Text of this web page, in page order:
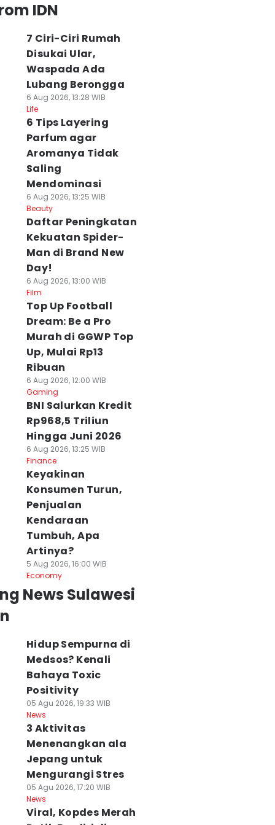
LH Minta
Tak
dengan
Hidup Sempurna di
Bahaya Toxic
IDN
7 Ciri-Ciri Rumah
Disukai Ular,
Waspada Ada
Lubang Berongga
6 Aug 2026, 13:28 WIB
Life
6 Tips Layering
Parfum agar
Aromanya Tidak
Saling
Mendominasi
6 Aug 2026, 13:25 WIB
Beauty
Daftar Peningkatan
Kekuatan Spider-
Man di Brand New
Day!
6 Aug 2026, 13:00 WIB
Film
Top Up Football
Dream: Be a Pro
Murah di GGWP Top
Up, Mulai Rp13
Ribuan
6 Aug 2026, 12:00 WIB
Gaming
BNI Salurkan Kredit
Rp968,5 Triliun
Hingga Juni 2026
6 Aug 2026, 13:25 WIB
Finance
Keyakinan
Konsumen Turun,
Penjualan
Kendaraan
Tumbuh, Apa
Artinya?
5 Aug 2026, 16:00 WIB
Economy
News Sulawesi
Hidup Sempurna di
Medsos? Kenali
Bahaya Toxic
Positivity
05 Agu 2026, 19:33 WIB
News
3 Aktivitas
Menenangkan ala
Jepang untuk
Mengurangi Stres
05 Agu 2026, 17:20 WIB
News
Viral, Kopdes Merah